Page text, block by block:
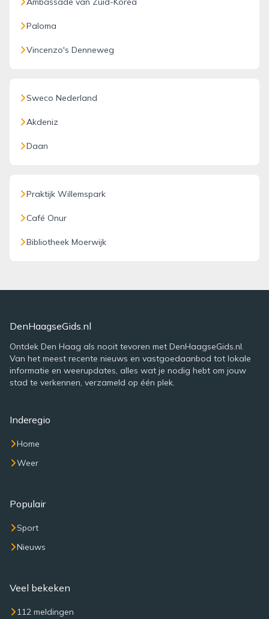
Paloma
Vincenzo's Denneweg
Sweco Nederland
Akdeniz
Daan
Praktijk Willemspark
Café Onur
Bibliotheek Moerwijk
DenHaagseGids.nl
Ontdek Den Haag als nooit tevoren met DenHaagseGids.nl.
Van het meest recente nieuws en vastgoedaanbod tot lokale
informatie en weerupdates, alles wat je nodig hebt om jouw
stad te verkennen, verzameld op één plek.
Inderegio
Home
Weer
Populair
Sport
Nieuws
Veel bekeken
112 meldingen